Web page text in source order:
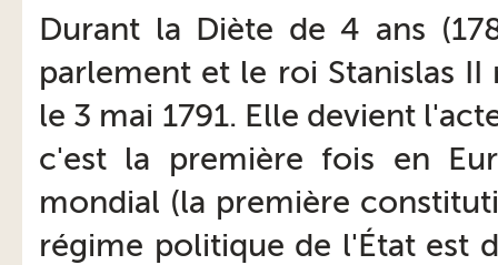
Durant la Diète de 4 ans
parlement et le roi Stanislas
le 3 mai 1791. Elle devient
c'est la première fois en
mondial (la première
régime politique de l'État est